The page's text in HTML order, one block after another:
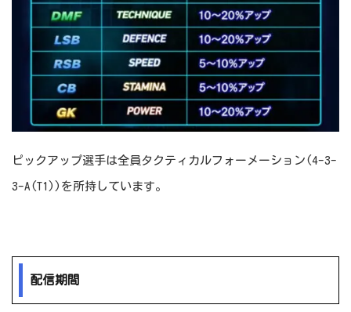
ピックアップ選手は全員タクティカルフォーメーション(4-3-
3-A(T1))を所持しています。
配信期間